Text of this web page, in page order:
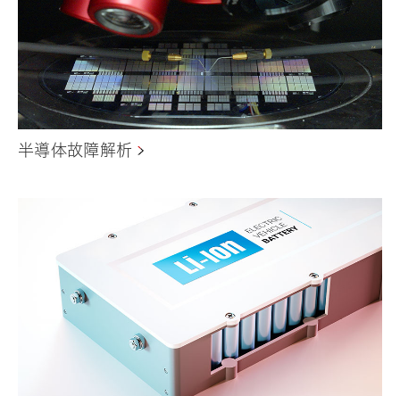
半導体故障解析